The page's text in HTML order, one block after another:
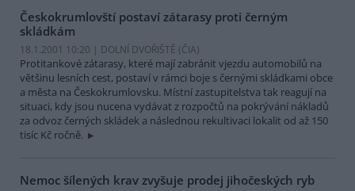
Českokrumlovští postaví zátarasy proti černým
skládkám
18.1.2001 10:20 | DOLNÍ DVOŘIŠTĚ (ČIA)
Protitankové zátarasy, které mají zabránit vjezdu automobilů na
většinu lesních cest, postaví v rámci boje s černými skládkami obce
a města na Českokrumlovsku. Místní zastupitelstva tak reagují na
situaci, kdy jsou nucena vydávat z rozpočtů na pokrývání nákladů
za odvoz černých skládek a následnou rekultivaci lokalit od až 150
tisíc Kč ročně.
Nemoc šílených krav zvyšuje prodej jihočeských ryb